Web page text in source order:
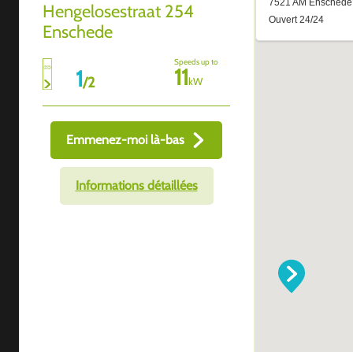
Hengelosestraat 254
Enschede
1/2
Speeds up to
11kW
Emmenez-moi là-bas
Informations détaillées